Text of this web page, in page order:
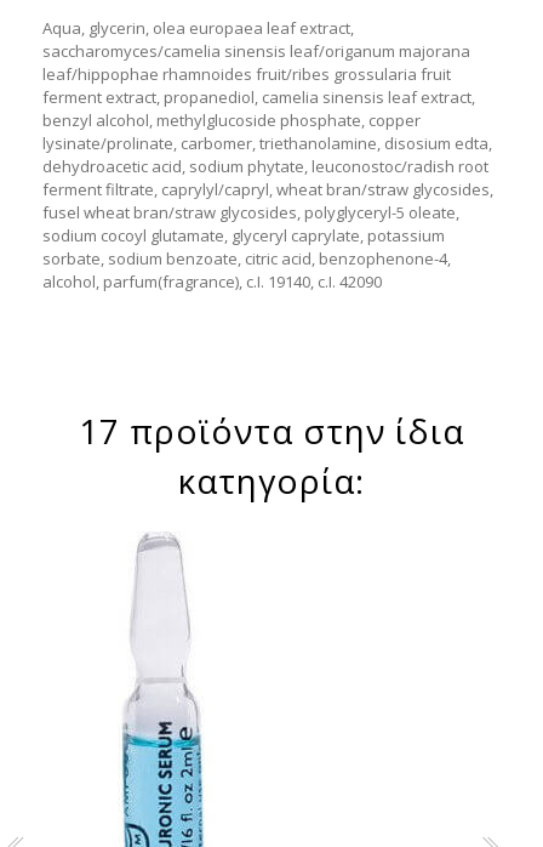
Aqua, glycerin, olea europaea leaf extract,
saccharomyces/camelia sinensis leaf/origanum majorana
leaf/hippophae rhamnoides fruit/ribes grossularia fruit
ferment extract, propanediol, camelia sinensis leaf extract,
benzyl alcohol, methylglucoside phosphate, copper
lysinate/prolinate, carbomer, triethanolamine, disosium edta,
dehydroacetic acid, sodium phytate, leuconostoc/radish root
ferment filtrate, caprylyl/capryl, wheat bran/straw glycosides,
fusel wheat bran/straw glycosides, polyglyceryl-5 oleate,
sodium cocoyl glutamate, glyceryl caprylate, potassium
sorbate, sodium benzoate, citric acid, benzophenone-4,
alcohol, parfum(fragrance), c.I. 19140, c.I. 42090
17 προϊόντα στην ίδια
κατηγορία: